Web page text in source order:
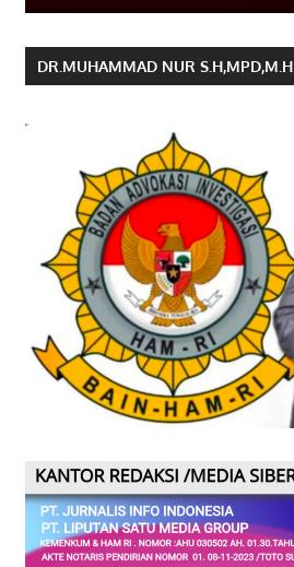
DR.MUHAMMAD NUR S.H,MPD,M.H